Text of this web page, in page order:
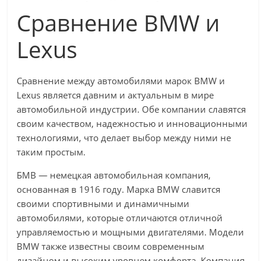
Сравнение BMW и
Lexus
Сравнение между автомобилями марок BMW и
Lexus является давним и актуальным в мире
автомобильной индустрии. Обе компании славятся
своим качеством, надежностью и инновационными
технологиями, что делает выбор между ними не
таким простым.
БМВ — немецкая автомобильная компания,
основанная в 1916 году. Марка BMW славится
своими спортивными и динамичными
автомобилями, которые отличаются отличной
управляемостью и мощными двигателями. Модели
BMW также известны своим современным